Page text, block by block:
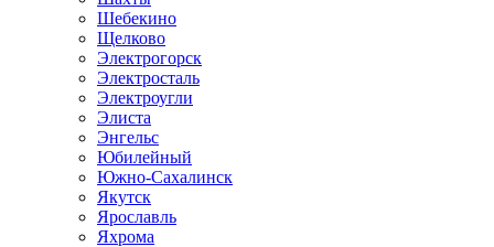
Шебекино
Щелково
Электрогорск
Электросталь
Электроугли
Элиста
Энгельс
Юбилейный
Южно-Сахалинск
Якутск
Ярославль
Яхрома